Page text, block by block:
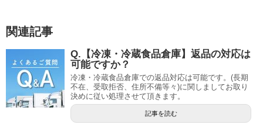
関連記事
Q.【冷凍・冷蔵食品倉庫】返品の対応は
可能ですか？
冷凍・冷蔵食品倉庫での返品対応は可能です。(長期
不在、受取拒否、住所不備等々)に関しましてお取り
決めに従い処理させて頂きます。
記事を読む